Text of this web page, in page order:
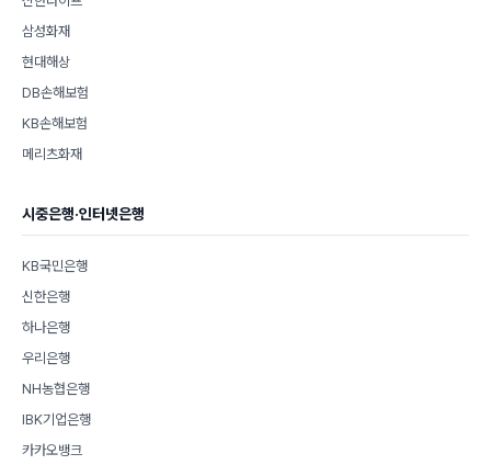
삼성화재
현대해상
DB손해보험
KB손해보험
메리츠화재
시중은행·인터넷은행
KB국민은행
신한은행
하나은행
우리은행
NH농협은행
IBK기업은행
카카오뱅크